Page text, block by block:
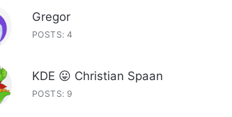
Gregor
POSTS: 4
KDE 😛 Christian Spaan
POSTS: 9